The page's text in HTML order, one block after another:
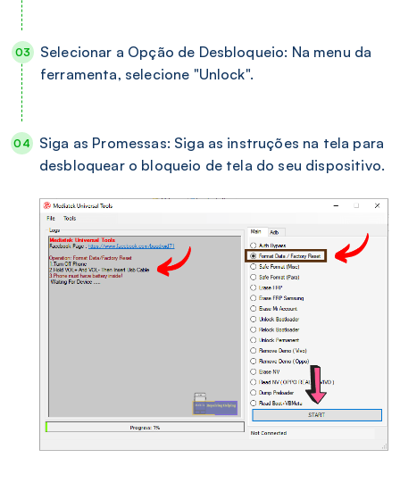
Selecionar a Opção de Desbloqueio: Na menu da
ferramenta, selecione "Unlock".
Siga as Promessas: Siga as instruções na tela para
desbloquear o bloqueio de tela do seu dispositivo.